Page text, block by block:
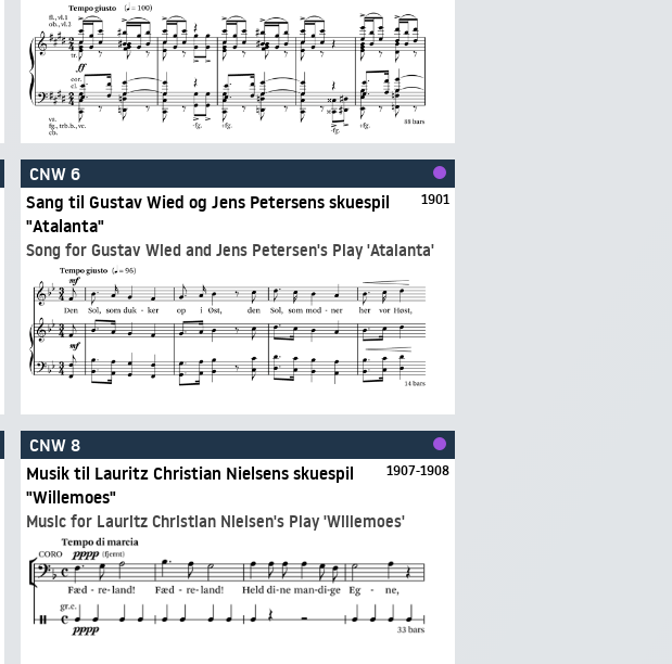
CNW 6
1901
Sang til Gustav Wied og Jens Petersens skuespil
"Atalanta"
Song for Gustav Wied and Jens Petersen's Play 'Atalanta'
CNW 8
1907-1908
Musik til Lauritz Christian Nielsens skuespil
"Willemoes"
Music for Lauritz Christian Nielsen's Play 'Willemoes'